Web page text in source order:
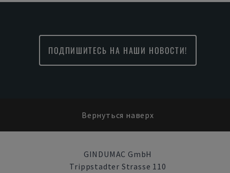
ПОДПИШИТЕСЬ НА НАШИ НОВОСТИ!
Вернуться наверх
GINDUMAC GmbH
Trippstadter Strasse 110